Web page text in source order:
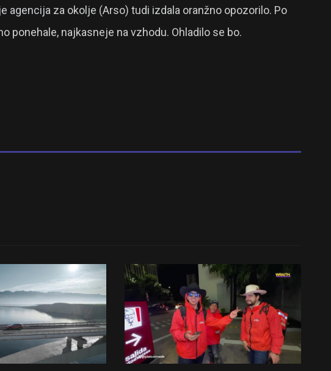
agencija za okolje (Arso) tudi izdala oranžno opozorilo. Po
ponehale, najkasneje na vzhodu. Ohladilo se bo.